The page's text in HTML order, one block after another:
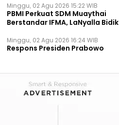
Permanen
Minggu, 02 Agu 2026 15:22 WIB
PBMI Perkuat SDM Muaythai
Berstandar IFMA, LaNyalla Bidik
Minggu, 02 Agu 2026 16:24 WIB
Respons Presiden Prabowo